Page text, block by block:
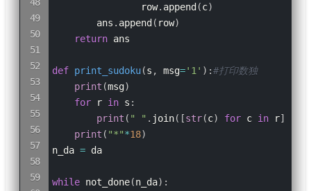
                row
. append (c)
        ans
. append ( row)
return ans
def print_sudoku(s , msg='1' ) :#打印数独
print (msg)
for r in s :
print ( " " . join( [str(c) for c in r]
print ( "*"*18)
n_da = da
while not_done(n_da) :